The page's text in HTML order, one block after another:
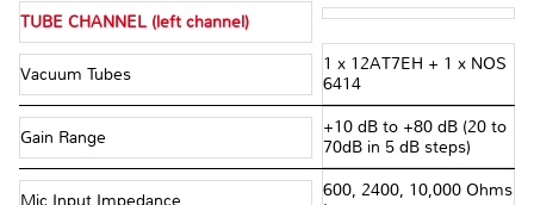
TUBE CHANNEL (left channel)
Vacuum Tubes
1 x 12AT7EH + 1 x NOS
6414
Gain Range
+10 dB to +80 dB (20 to
70dB in 5 dB steps)
Mic Input Impedance
600, 2400, 10,000 Ohms